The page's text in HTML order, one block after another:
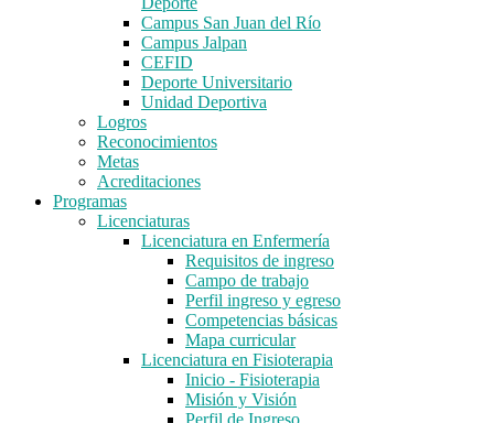
Campus San Juan del Río
Campus Jalpan
CEFID
Deporte Universitario
Unidad Deportiva
Logros
Reconocimientos
Metas
Acreditaciones
Programas
Licenciaturas
Licenciatura en Enfermería
Requisitos de ingreso
Campo de trabajo
Perfil ingreso y egreso
Competencias básicas
Mapa curricular
Licenciatura en Fisioterapia
Inicio - Fisioterapia
Misión y Visión